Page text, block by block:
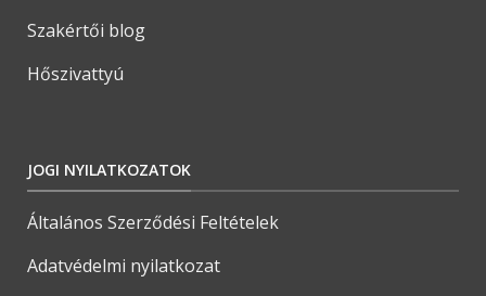
Szakértői blog
Hőszivattyú
JOGI NYILATKOZATOK
Általános Szerződési Feltételek
Adatvédelmi nyilatkozat